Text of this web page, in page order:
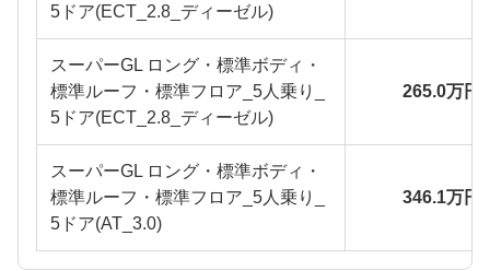
5ドア(ECT_2.8_ディーゼル)
スーパーGL ロング・標準ボディ・
標準ルーフ・標準フロア_5人乗り_
5ドア(ECT_2.8_ディーゼル)
265.0万円
スーパーGL ロング・標準ボディ・
標準ルーフ・標準フロア_5人乗り_
5ドア(AT_3.0)
346.1万円